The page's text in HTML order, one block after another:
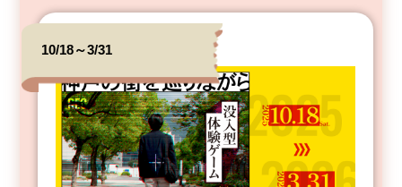
10/18～3/31